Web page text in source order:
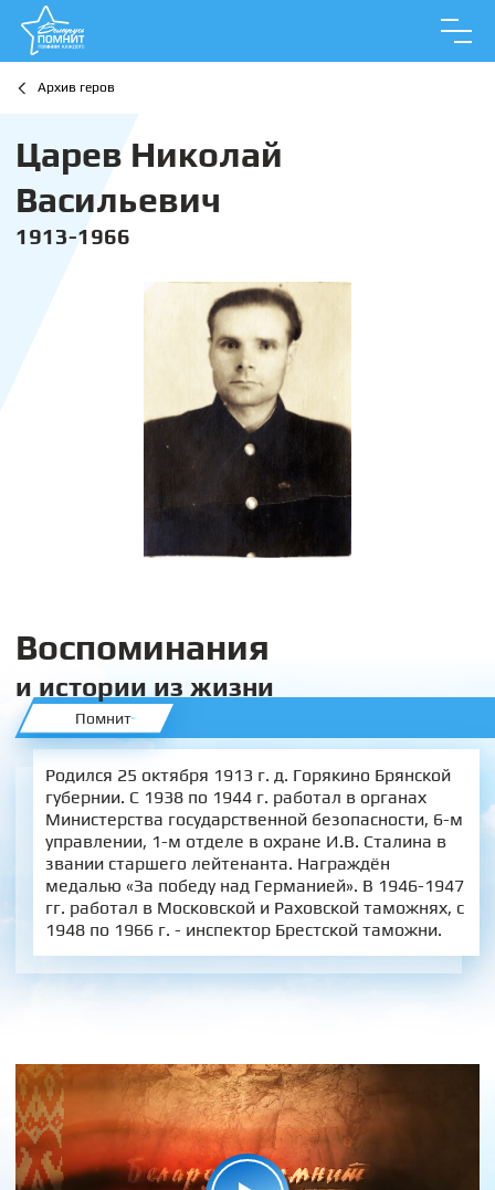
Архив геров
Царев Николай
Васильевич
1913-1966
Воспоминания
и истории из жизни
Помнит
Родился 25 октября 1913 г. д. Горякино Брянской
губернии. С 1938 по 1944 г. работал в органах
Министерства государственной безопасности, 6-м
управлении, 1-м отделе в охране И.В. Сталина в
звании старшего лейтенанта. Награждён
медалью «За победу над Германией». В 1946-1947
гг. работал в Московской и Раховской таможнях, с
1948 по 1966 г. - инспектор Брестской таможни.